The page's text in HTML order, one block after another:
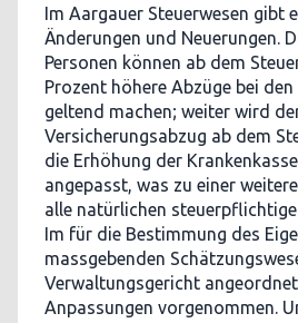
Im Aargauer Steuerwesen gibt
Änderungen und Neuerungen.
Personen können ab dem
Prozent höhere Abzüge bei
geltend machen; weiter wird
Versicherungsabzug ab dem
die Erhöhung der
angepasst, was zu einer
alle natürlichen
Im für die Bestimmung des
massgebenden
Verwaltungsgericht
Anpassungen vorgenommen.